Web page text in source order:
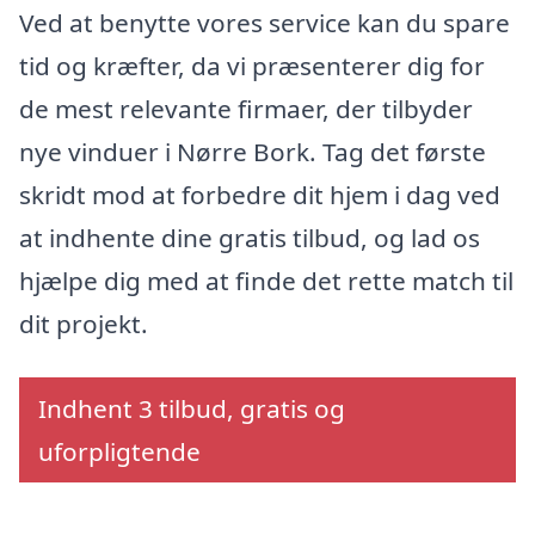
Ved at benytte vores service kan du spare
tid og kræfter, da vi præsenterer dig for
de mest relevante firmaer, der tilbyder
nye vinduer i Nørre Bork. Tag det første
skridt mod at forbedre dit hjem i dag ved
at indhente dine gratis tilbud, og lad os
hjælpe dig med at finde det rette match til
dit projekt.
Indhent 3 tilbud, gratis og
uforpligtende